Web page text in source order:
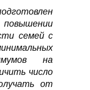
семей с
на
число
от